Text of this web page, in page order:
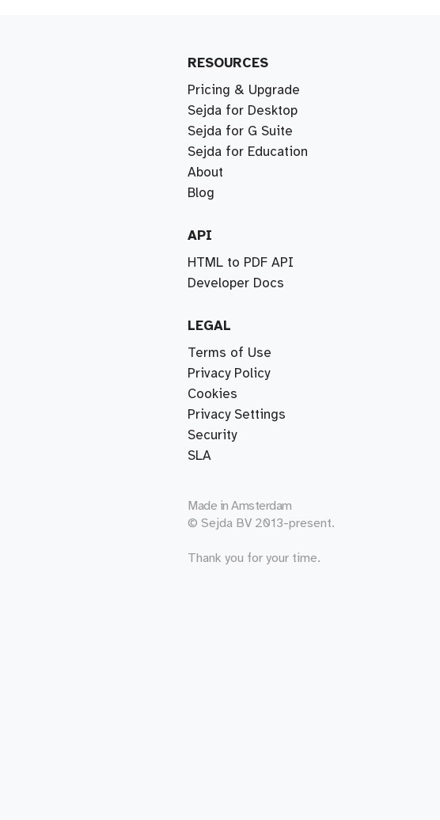
RESOURCES
Pricing & Upgrade
Sejda for Desktop
Sejda for G Suite
Sejda for Education
About
Blog
API
HTML to PDF API
Developer Docs
LEGAL
Terms of Use
Privacy Policy
Cookies
Privacy Settings
Security
SLA
Made in Amsterdam
© Sejda BV 2013-present.
Thank you for your time.